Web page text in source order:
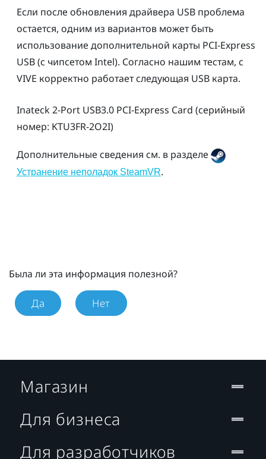
Если после обновления драйвера USB проблема
остается, одним из вариантов может быть
использование дополнительной карты PCI-Express
USB (с чипсетом Intel). Cогласно нашим тестам, с
VIVE корректно работает следующая USB карта.
Inateck2-Port USB3.0 PCI-Express Card (серийный
номер: KTU3FR-2O2I)
Дополнительные сведения см. в разделе
Устранение неполадок SteamVR.
Была ли эта информация полезной?
Да Нет
Магазин
Для бизнеса
Для разработчиков